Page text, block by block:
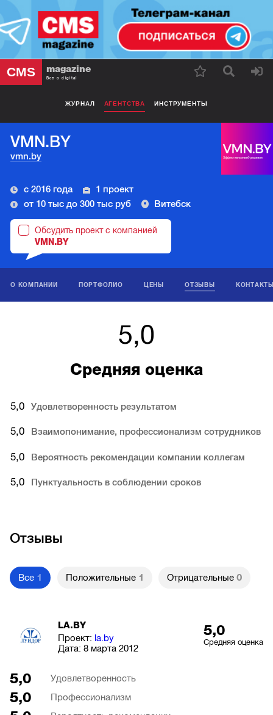
CMS magazine
Все о digital
ЖУРНАЛ АГЕНТСТВА ИНСТРУМЕНТЫ
VMN.BY
vmn.by
с 2016 года
1 проект
от 10 тыс до 300 тыс руб
Витебск
Обсудить проект с компанией
VMN.BY
О КОМПАНИИ ПОРТФОЛИО ЦЕНЫ ОТЗЫВЫ
5,0
Средняя оценка
5,0 Удовлетворенность результатом
5,0 Взаимопонимание, профессионализм сотрудников
5,0 Вероятность рекомендации компании коллегам
5,0 Пунктуальность в соблюдении сроков
Отзывы
Все 1 Положительные 1 Отрицательные 0
LA.BY
Проект: la.by
Дата: 8 марта 2012
5,0
Средняя оценка
5,0 Удовлетворенность
5,0 Профессионализм